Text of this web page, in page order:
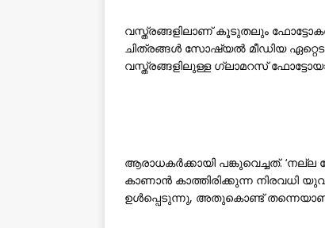
വസ്ത്രങ്ങളിലാണ് കൂടുതലും
ചിത്രങ്ങൾ സോഷ്യൽ മീഡിയ
വസ്ത്രങ്ങളിലുള്ള ഗ്ലാമറസ്
ആരാധകർക്കായി പങ്കുവെച്ചത്. ‘നല്ല
കാണാൻ കാത്തിരിക്കുന്ന നിരവധി
ഉൾപ്പെടുന്നു, അതുകൊണ്ട് തന്നെയാണ്